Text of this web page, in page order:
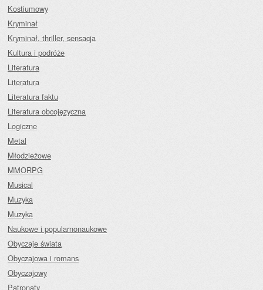
Kostiumowy
Kryminał
Kryminał, thriller, sensacja
Kultura i podróże
Literatura
Literatura
Literatura faktu
Literatura obcojęzyczna
Logiczne
Metal
Młodzieżowe
MMORPG
Musical
Muzyka
Muzyka
Naukowe i popularnonaukowe
Obyczaje świata
Obyczajowa i romans
Obyczajowy
Patronaty